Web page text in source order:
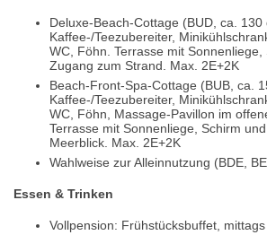
Deluxe-Beach-Cottage (BUD, ca.
Kaffee-/Teezubereiter,
WC, Föhn. Terrasse mit
Zugang zum Strand. Max. 2E+2K
Beach-Front-Spa-Cottage (BUB, ca.
Kaffee-/Teezubereiter,
WC, Föhn, Massage-Pavillon im
Terrasse mit Sonnenliege, Schirm
Meerblick. Max. 2E+2K
Wahlweise zur Alleinnutzung (BDE,
Essen & Trinken
Vollpension: Frühstücksbuffet,